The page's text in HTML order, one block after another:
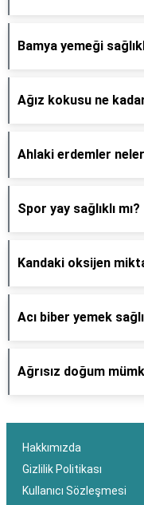
Bamya yemeği
Ağız kokusu ne
Ahlaki erdemler
Spor yay sağlıklı mı?
Kandaki oksijen
Acı biber yemek
Ağrısız doğum
Hakkımızda
Gizlilik Politikası
Kullanıcı Sözleşmesi